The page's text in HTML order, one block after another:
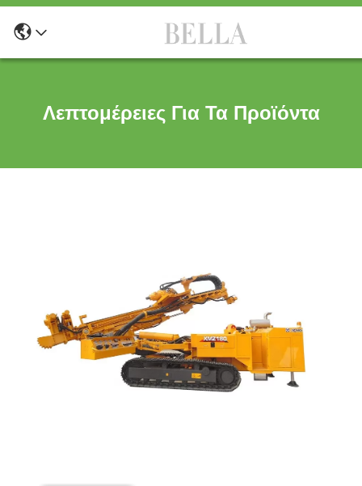
Λεπτομέρειες Για Τα Προϊόντα